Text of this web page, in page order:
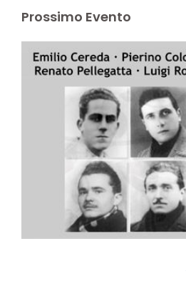
Prossimo Evento